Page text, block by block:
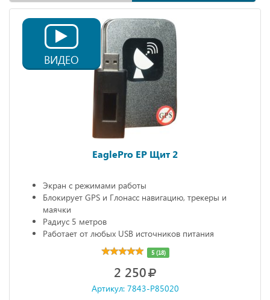
ВИДЕО
EaglePro EP Щит 2
Экран с режимами работы
Блокирует GPS и Глонасс навигацию, трекеры и
маячки
Радиус 5 метров
Работает от любых USB источников питания
Габариты: 68х20х10 мм
5 (18)
2 250
Артикул: 7843-P85020